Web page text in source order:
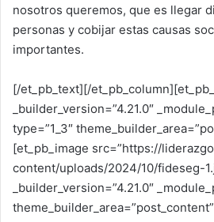
nosotros queremos, que es llegar
personas y cobijar estas causas
importantes.
[/et_pb_text][/
_builder_version=”4.21.0″
type=”1_3″
[et_pb_image src=”https://
content/uploads/2024/10/fideseg-
_builder_version=”4.21.0″